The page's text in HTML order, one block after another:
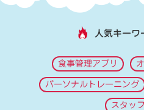
人気キーワ
食事管理アプリ
パーソナルトレーニング
スタッ